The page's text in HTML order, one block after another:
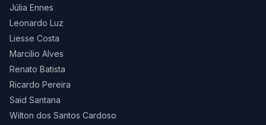
Júlia Ennes
Leonardo Luz
Liesse Costa
Marcilio Alves
Renato Batista
Ricardo Pereira
Said Santana
Wilton dos Santos Cardoso